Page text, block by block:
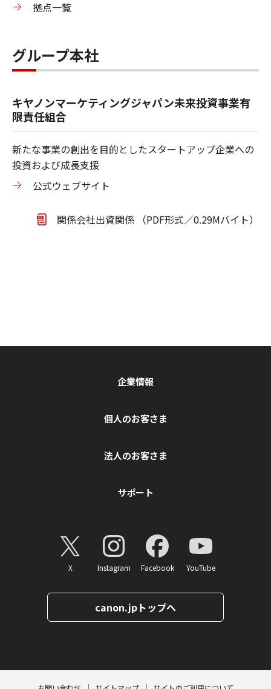
拠点一覧
グループ本社
キヤノンマーケティングジャパン未来投資事業有
限責任組合
新たな事業の創出を目的としたスタートアップ企業への
投資および成長支援
公式ウェブサイト
関係会社出資関係 （PDF形式／0.29Mバイト）
企業情報
個人のお客さま
法人のお客さま
サポート
X Instagram Facebook YouTube
canon.jpトップへ